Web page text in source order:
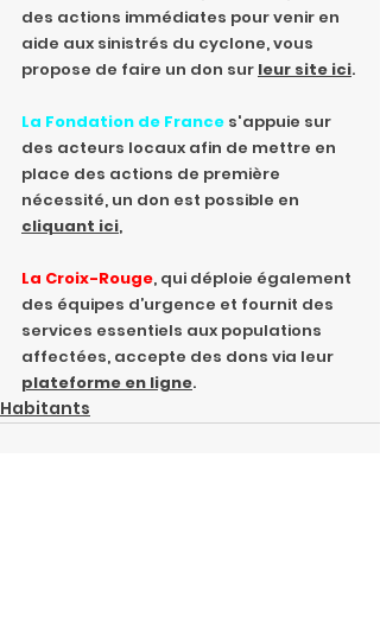
des actions immédiates pour venir en
aide aux sinistrés du cyclone, vous
propose de faire un don sur leur site ici.
La Fondation de France s'appuie sur
des acteurs locaux afin de mettre en
place des actions de première
nécessité, un don est possible en
cliquant ici,
La Croix-Rouge, qui déploie également
des équipes d’urgence et fournit des
services essentiels aux populations
affectées, accepte des dons via leur
plateforme en ligne.
Habitants